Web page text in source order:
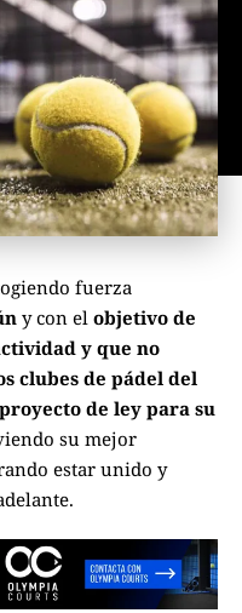
fuerza
y con el objetivo de
y que no
clubes de pádel del
proyecto de ley para su
su mejor
estar unido y